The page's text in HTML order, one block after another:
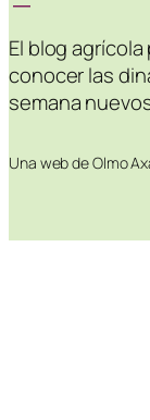
El blog
conocer las
semana
Una web de Olmo